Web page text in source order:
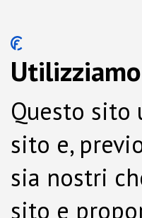
Questo sito
sito e,
sia nostri
sito e